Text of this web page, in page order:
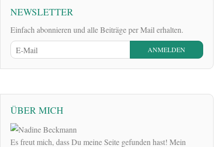
NEWSLETTER
Einfach abonnieren und alle Beiträge per Mail erhalten.
ÜBER MICH
Es freut mich, dass Du meine Seite gefunden hast! Mein